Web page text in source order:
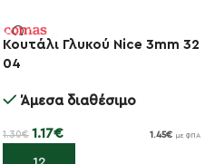
-10%
Κουτάλι Γλυκού Nice 3mm 32
04
Άμεσα διαθέσιμο
1.30€ 1.17€ 1.45€ με ΦΠΑ